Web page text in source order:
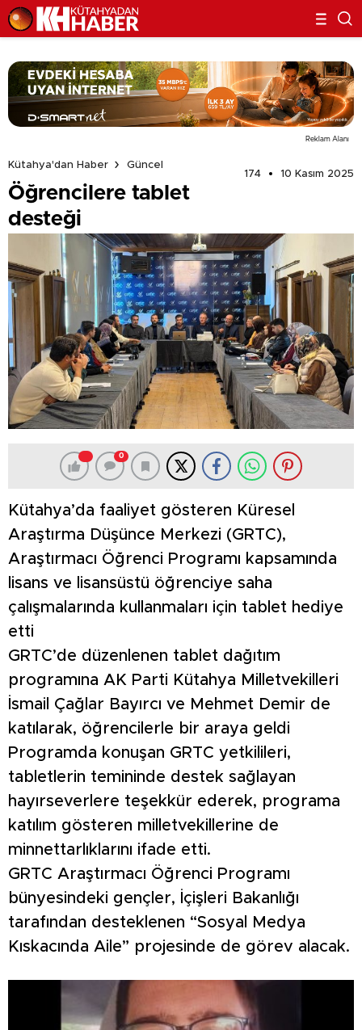
Reklam Alanı
Kütahya'dan Haber
Güncel
174
10 Kasım 2025
Öğrencilere tablet
desteği
0
Kütahya’da faaliyet gösteren Küresel
Araştırma Düşünce Merkezi (GRTC),
Araştırmacı Öğrenci Programı kapsamında
lisans ve lisansüstü öğrenciye saha
çalışmalarında kullanmaları için tablet hediye
etti
GRTC’de düzenlenen tablet dağıtım
programına AK Parti Kütahya Milletvekilleri
İsmail Çağlar Bayırcı ve Mehmet Demir de
katılarak, öğrencilerle bir araya geldi
Programda konuşan GRTC yetkilileri,
tabletlerin temininde destek sağlayan
hayırseverlere teşekkür ederek, programa
katılım gösteren milletvekillerine de
minnettarlıklarını ifade etti.
GRTC Araştırmacı Öğrenci Programı
bünyesindeki gençler, İçişleri Bakanlığı
tarafından desteklenen “Sosyal Medya
Kıskacında Aile” projesinde de görev alacak.